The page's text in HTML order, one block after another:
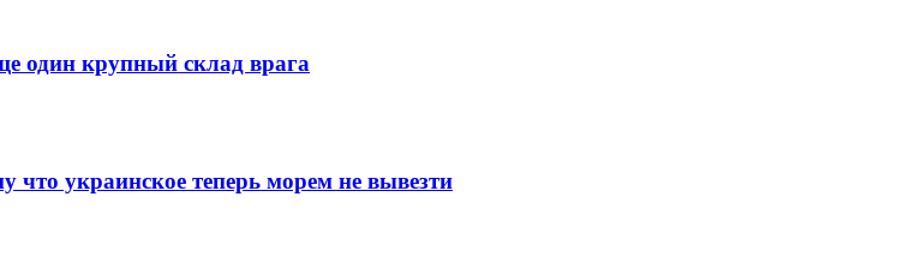
один крупный склад врага
что украинское теперь морем не вывезти